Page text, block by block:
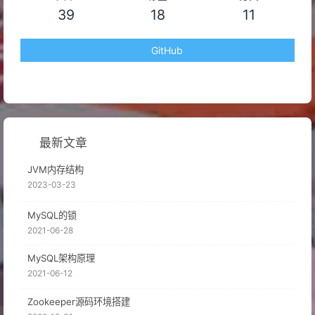
39 18 11
GitHub
最新文章
JVM内存结构
2023-03-23
MySQL的锁
2021-06-28
MySQL架构原理
2021-06-12
Zookeeper源码环境搭建